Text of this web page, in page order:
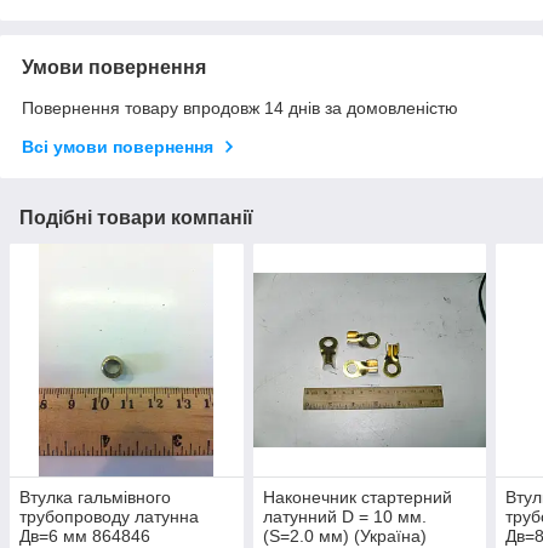
Умови повернення
Повернення товару впродовж 14 днів за домовленістю
Всі умови повернення
Подібні товари компанії
Втулка гальмівного
трубопроводу латунна
Дв=6 мм 864846
Наконечник стартерний
латунний D = 10 мм.
(S=2.0 мм) (Україна)